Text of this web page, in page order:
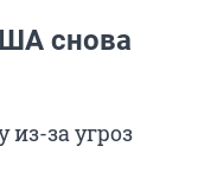
снова
из-за угроз